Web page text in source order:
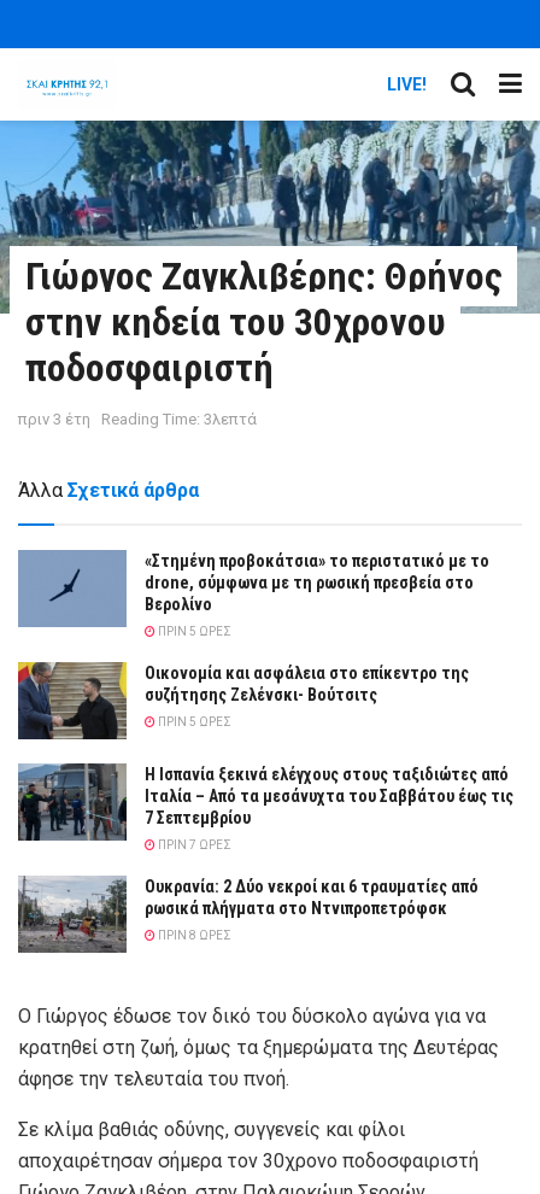
LIVE!
Γιώργος Ζαγκλιβέρης: Θρήνος
στην κηδεία του 30χρονου
ποδοσφαιριστή
πριν 3 έτη Reading Time: 3λεπτά
Άλλα Σχετικά άρθρα
«Στημένη προβοκάτσια» το περιστατικό με το
drone, σύμφωνα με τη ρωσική πρεσβεία στο
Βερολίνο
ΠΡΙΝ 5 ΏΡΕΣ
Οικονομία και ασφάλεια στο επίκεντρο της
συζήτησης Ζελένσκι- Βούτσιτς
ΠΡΙΝ 5 ΏΡΕΣ
Η Ισπανία ξεκινά ελέγχους στους ταξιδιώτες από
Ιταλία – Από τα μεσάνυχτα του Σαββάτου έως τις
7 Σεπτεμβρίου
ΠΡΙΝ 7 ΏΡΕΣ
Ουκρανία: 2 Δύο νεκροί και 6 τραυματίες από
ρωσικά πλήγματα στο Ντνιπροπετρόφσκ
ΠΡΙΝ 8 ΏΡΕΣ
Ο Γιώργος έδωσε τον δικό του δύσκολο αγώνα για να
κρατηθεί στη ζωή, όμως τα ξημερώματα της Δευτέρας
άφησε την τελευταία του πνοή.
Σε κλίμα βαθιάς οδύνης, συγγενείς και φίλοι
αποχαιρέτησαν σήμερα τον 30χρονο ποδοσφαιριστή